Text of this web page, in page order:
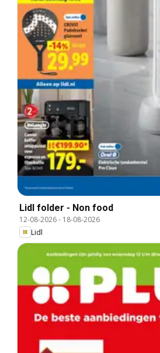
Lidl folder - Non food
12-08-2026- 18-08-2026
Lidl